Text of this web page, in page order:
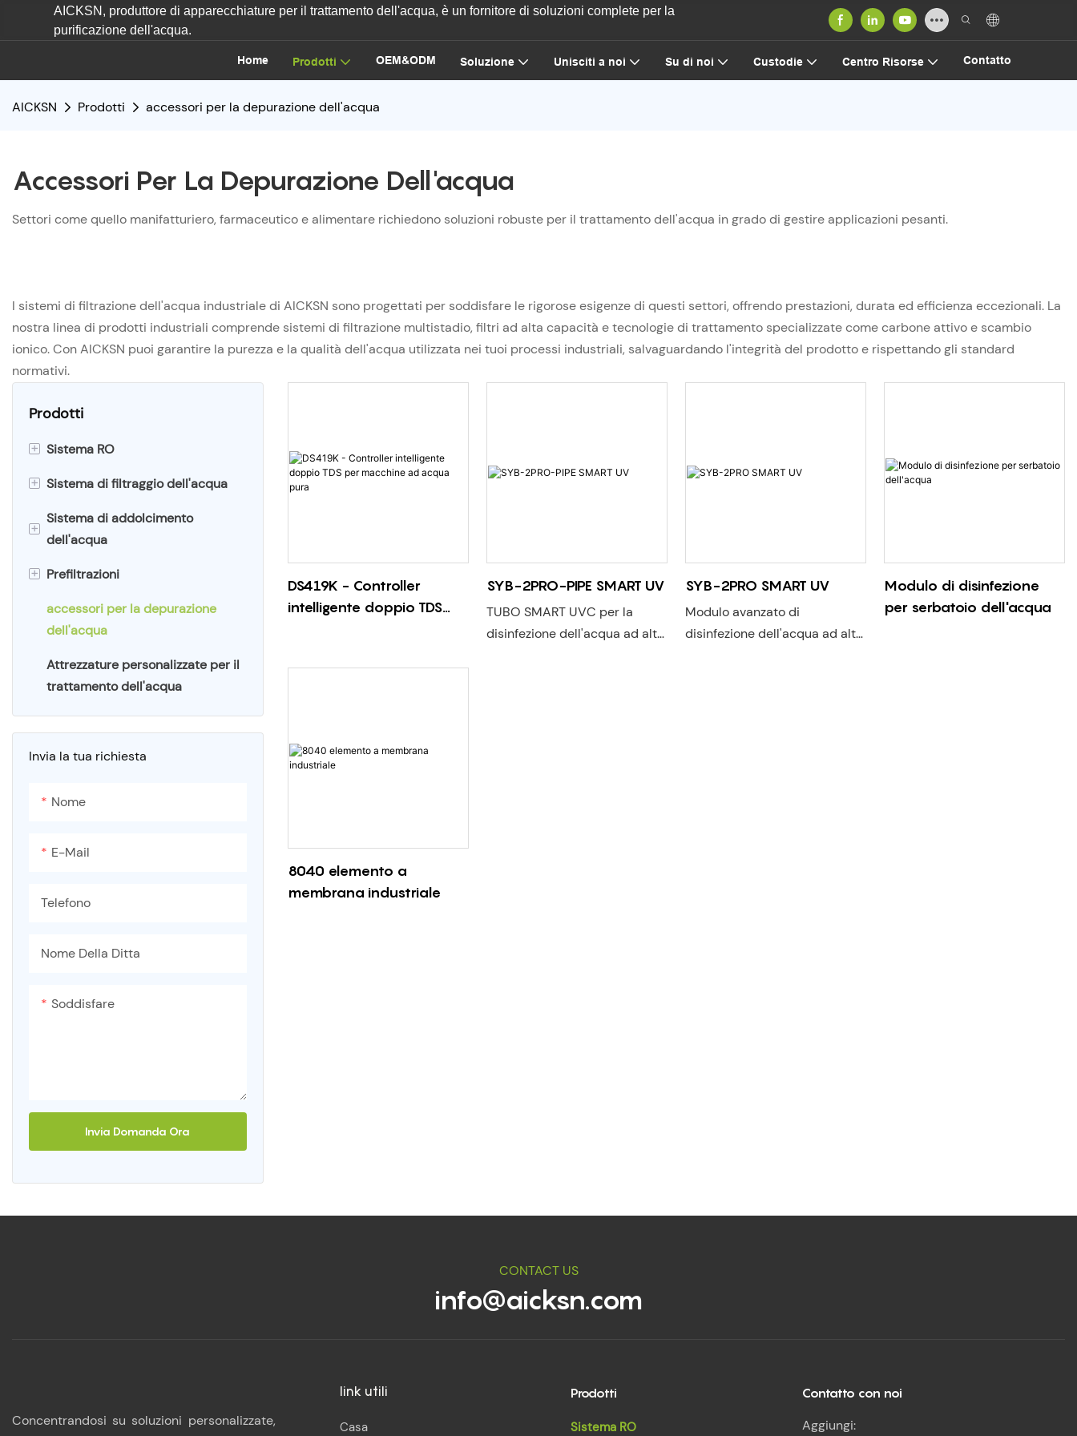
AICKSN, produttore di apparecchiature per il trattamento dell'acqua, è un fornitore di soluzioni complete per la
purificazione dell'acqua.
Home Prodotti OEM&ODM Soluzione Unisciti a noi Su di noi Custodie Centro Risorse Contatto
AICKSN Prodotti accessori per la depurazione dell'acqua
Accessori Per La Depurazione Dell'acqua
Settori come quello manifatturiero, farmaceutico e alimentare richiedono soluzioni robuste per il trattamento dell'acqua in grado di gestire applicazioni pesanti.
I sistemi di filtrazione dell'acqua industriale di AICKSN sono progettati per soddisfare le rigorose esigenze di questi settori, offrendo prestazioni, durata ed efficienza eccezionali. La
nostra linea di prodotti industriali comprende sistemi di filtrazione multistadio, filtri ad alta capacità e tecnologie di trattamento specializzate come carbone attivo e scambio
ionico. Con AICKSN puoi garantire la purezza e la qualità dell'acqua utilizzata nei tuoi processi industriali, salvaguardando l'integrità del prodotto e rispettando gli standard
normativi.
Prodotti
+ Sistema RO
Sistema ad osmosi inversa per
Sistema RO commerciale
Sistema RO industriale
+ Sistema di filtraggio dell'acqua
Sistema di filtraggio dell'acqua
per tutta la casa
Depuratore d'acqua
Filtro per l'acqua industriale
+
Sistema di addolcimento
dell'acqua
Addolcitore d'acqua per tutta la
Addolcitore d'acqua
Addolcitore d'acqua industriale
+ Prefiltrazioni
Filtro per sedimenti per tutta la
casa
Filtro per l'acqua a sedimenti
commerciale
Filtro industriale dai sedimenti
accessori per la depurazione
dell'acqua
Attrezzature personalizzate per il
trattamento dell'acqua
Invia la tua richiesta
Nome
E-Mail
Telefono
Nome Della Ditta
Soddisfare
Invia Domanda Ora
DS419K - Controller
intelligente doppio TDS
SYB-2PRO-PIPE SMART UV
TUBO SMART UVC per la
disinfezione dell'acqua ad alta
SYB-2PRO SMART UV
Modulo avanzato di
disinfezione dell'acqua ad alta
Modulo di disinfezione
per serbatoio dell'acqua
8040 elemento a
membrana industriale
CONTACT US
info@aicksn.com
Concentrandosi su soluzioni personalizzate,
link utili
Casa
Prodotti
Sistema RO
Contatto con noi
Aggiungi: